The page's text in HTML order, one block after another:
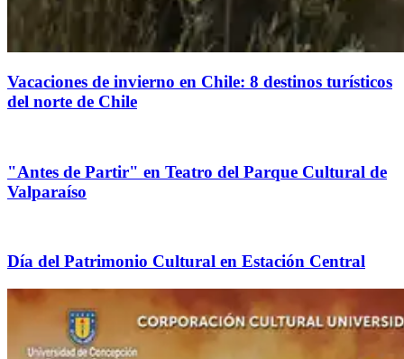
Vacaciones de invierno en Chile: 8 destinos turísticos
del norte de Chile
"Antes de Partir" en Teatro del Parque Cultural de
Valparaíso
Día del Patrimonio Cultural en Estación Central